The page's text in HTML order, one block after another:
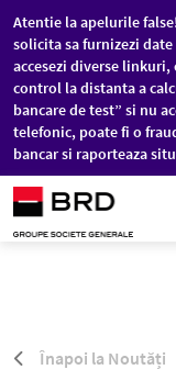
Sari la conținutul
Atentie la apelurile
solicita sa furnizezi date
accesezi diverse
control la distanta a
bancare de test” si nu
telefonic, poate fi o
bancar si raporteaza
Înapoi la Noutăți